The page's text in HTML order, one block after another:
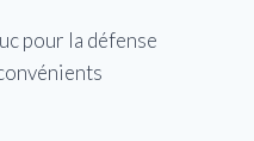
pour la défense